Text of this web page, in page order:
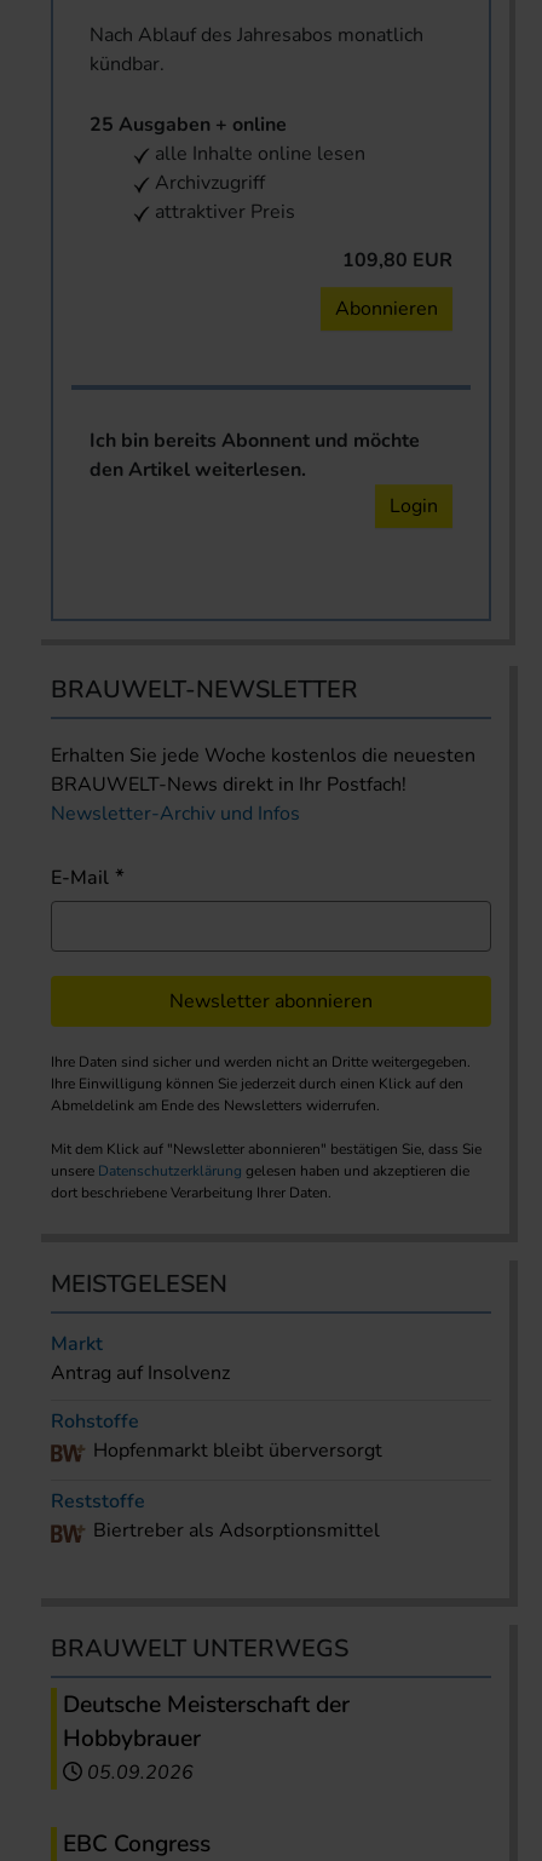
Nach Ablauf des Jahresabos monatlich
kündbar.
25 Ausgaben + online
alle Inhalte online lesen
Archivzugriff
attraktiver Preis
109,80 EUR
Abonnieren
Ich bin bereits Abonnent und möchte
den Artikel weiterlesen.
Login
BRAUWELT-NEWSLETTER
Erhalten Sie jede Woche kostenlos die neuesten
BRAUWELT-News direkt in Ihr Postfach!
Newsletter-Archiv und Infos
E-Mail
Newsletter abonnieren
Ihre Daten sind sicher und werden nicht an Dritte weitergegeben.
Ihre Einwilligung können Sie jederzeit durch einen Klick auf den
Abmeldelink am Ende des Newsletters widerrufen.
Mit dem Klick auf "Newsletter abonnieren" bestätigen Sie, dass Sie
unsere Datenschutzerklärung gelesen haben und akzeptieren die
dort beschriebene Verarbeitung Ihrer Daten.
MEISTGELESEN
Markt
Antrag auf Insolvenz
Rohstoffe
Hopfenmarkt bleibt überversorgt
Reststoffe
Biertreber als Adsorptionsmittel
BRAUWELT UNTERWEGS
Deutsche Meisterschaft der
Hobbybrauer
05.09.2026
EBC Congress